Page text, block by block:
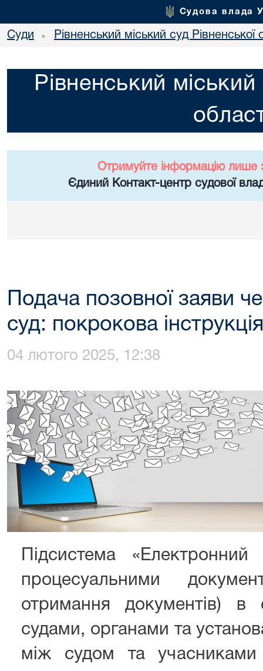
Судова влада
Суди • Рівненський міський суд Рівненської
Рівненський міський
Отримуйте інформацію лише
Єдиний Контакт-центр судової
Подача позовної заяви
суд: покрокова
04 лютого 2025, 12:38
Підсистема
процесуальними
отримання документів) в
судами, органами та
між судом та